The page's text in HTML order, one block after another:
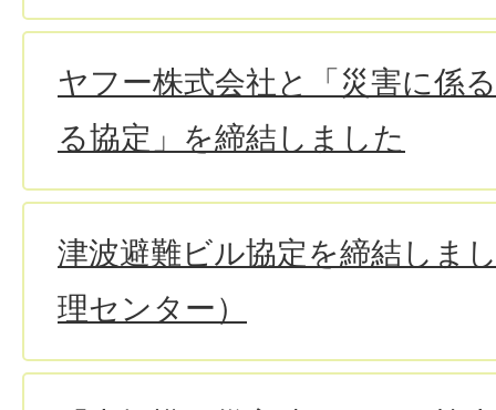
ヤフー株式会社と「災害に係
る協定」を締結しました
津波避難ビル協定を締結しま
理センター）